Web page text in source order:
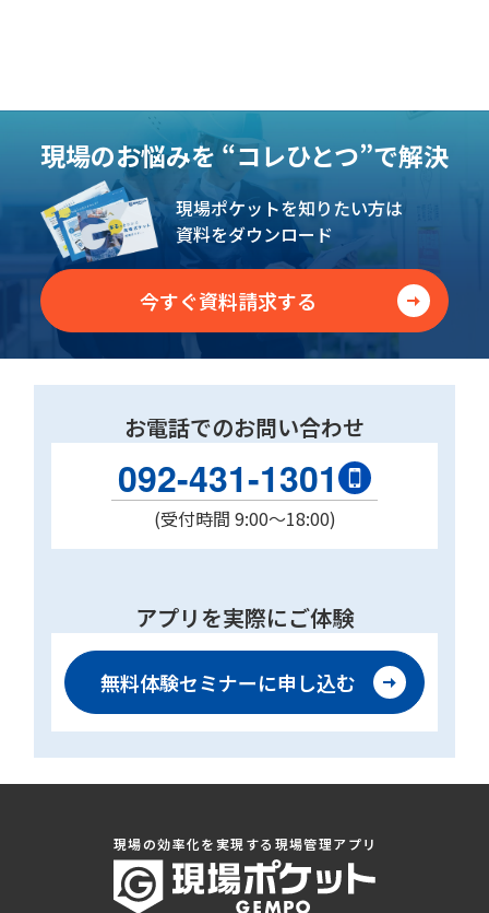
現場のお悩みを “コレひとつ”で解決
現場ポケットを知りたい方は
資料をダウンロード
今すぐ資料請求する
お電話でのお問い合わせ
092-431-1301
(受付時間 9:00〜18:00)
アプリを実際にご体験
無料体験セミナーに申し込む
現場の効率化を実現する現場管理アプリ